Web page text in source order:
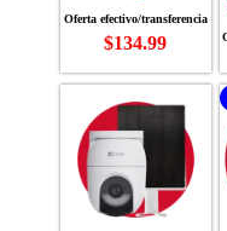
$134.99